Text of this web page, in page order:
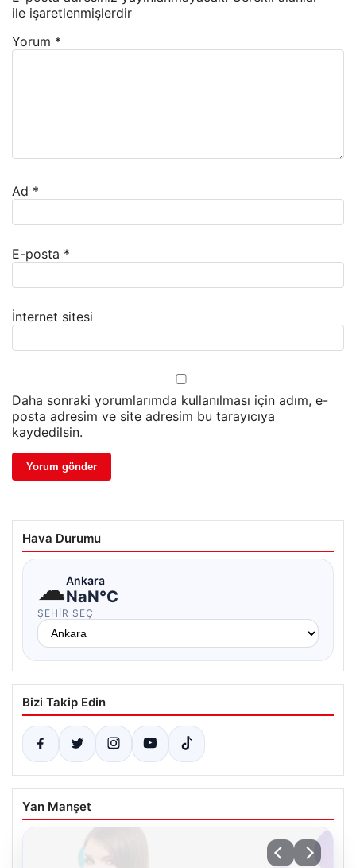
ile işaretlenmişlerdir
Yorum *
Ad *
E-posta *
İnternet sitesi
Daha sonraki yorumlarımda kullanılması için adım, e-
posta adresim ve site adresim bu tarayıcıya
kaydedilsin.
Hava Durumu
☁Ankara
NaN°C
ŞEHIR SEÇ
Bizi Takip Edin
Yan Manşet